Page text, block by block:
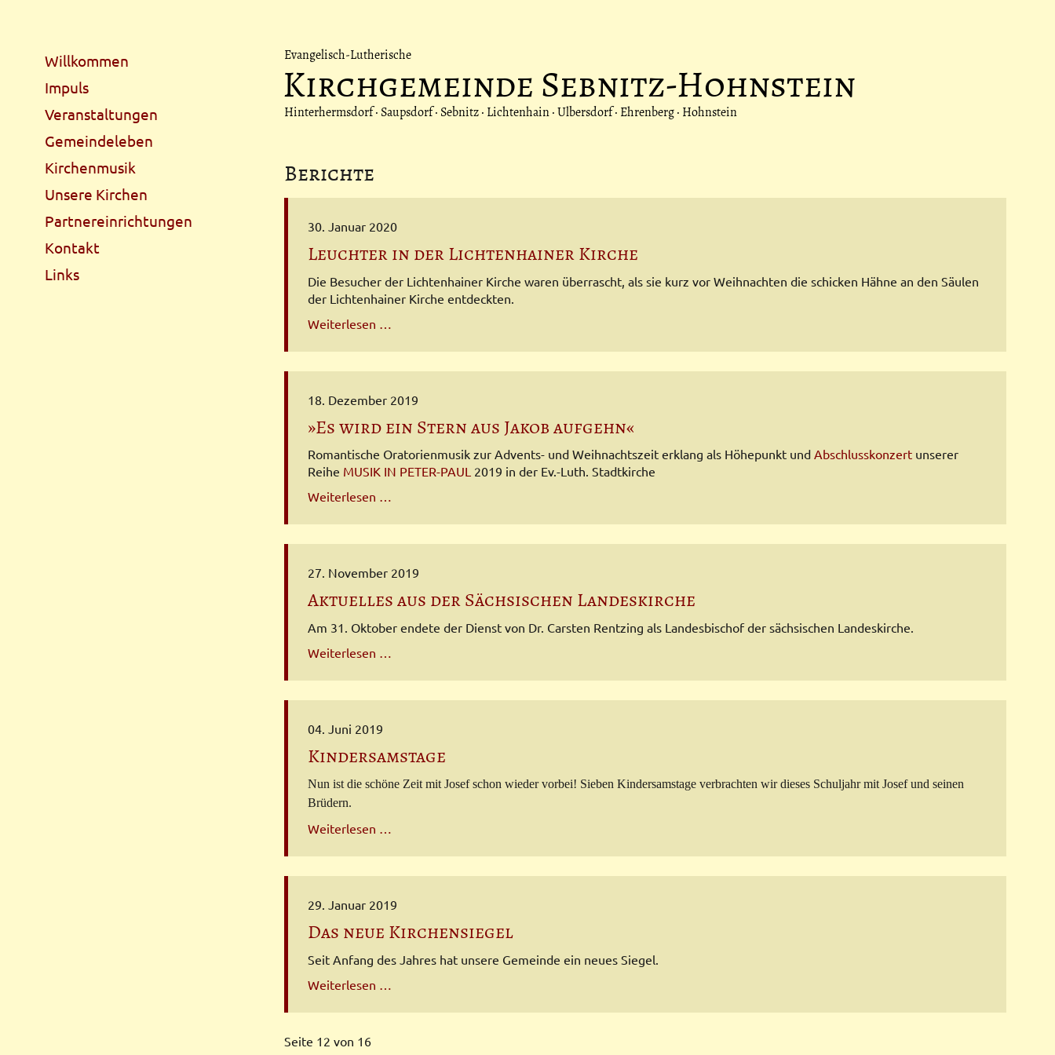
Evangelisch-Lutherische
Kirchgemeinde Sebnitz-Hohnstein
Hinterhermsdorf · Saupsdorf · Sebnitz · Lichtenhain · Ulbersdorf · Ehrenberg · Hohnstein
Berichte
30. Januar 2020
Leuchter in der Lichtenhainer Kirche
Die Besucher der Lichtenhainer Kirche waren überrascht, als sie kurz vor Weihnachten die schicken Hähne an den Säulen
der Lichtenhainer Kirche entdeckten.
Weiterlesen …
18. Dezember 2019
»Es wird ein Stern aus Jakob aufgehn«
Romantische Oratorienmusik zur Advents- und Weihnachtszeit erklang als Höhepunkt und Abschluss­konzert unserer
Reihe MUSIK IN PETER-PAUL 2019 in der Ev.-Luth. Stadtkirche
Weiterlesen …
Jakob
aufgehn«
27. November 2019
Aktuelles aus der Sächsischen Landeskirche
Am 31. Oktober endete der Dienst von Dr. Carsten Rentzing als Landesbischof der sächsischen Landeskirche.
Weiterlesen …
04. Juni 2019
Kindersamstage
Nun ist die schöne Zeit mit Josef schon wieder vorbei! Sieben Kindersamstage verbrachten wir dieses Schuljahr mit Josef und seinen
Brüdern.
Weiterlesen …
29. Januar 2019
Das neue Kirchensiegel
Seit Anfang des Jahres hat unsere Gemeinde ein neues Siegel.
Weiterlesen …
Seite 12 von 16
Navigation
Willkommen
Impuls
Veranstaltungen
Gemeindeleben
Kirchenmusik
Unsere Kirchen
Partnereinrichtungen
Kontakt
Links